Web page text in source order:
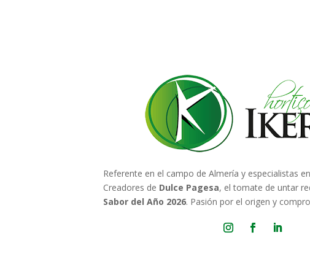
Referente en el campo de Almería y especialistas
Creadores de Dulce Pagesa, el tomate de untar
Sabor del Año 2026. Pasión por el origen y